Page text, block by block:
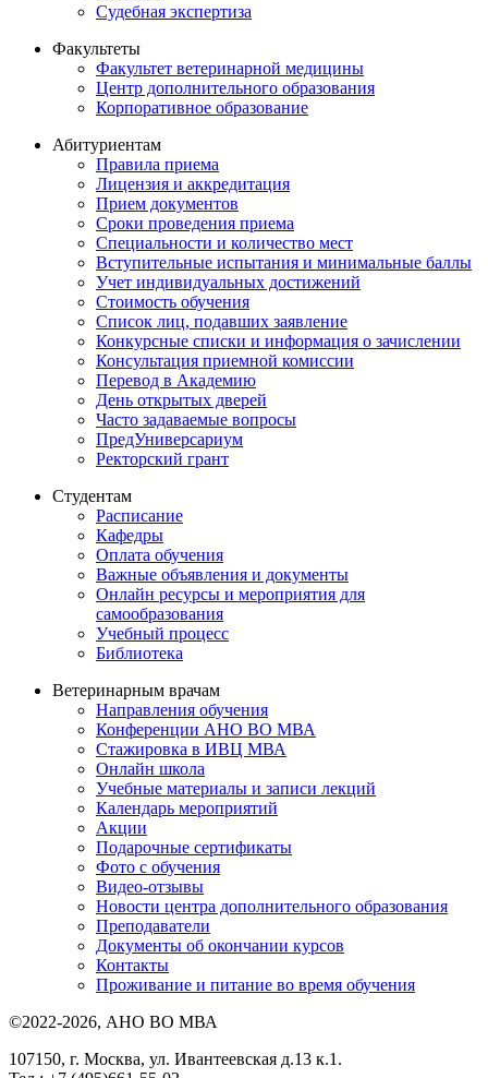
Судебная экспертиза
Факультеты
Факультет ветеринарной медицины
Центр дополнительного образования
Корпоративное образование
Абитуриентам
Правила приема
Лицензия и аккредитация
Прием документов
Сроки проведения приема
Специальности и количество мест
Вступительные испытания и минимальные баллы
Учет индивидуальных достижений
Стоимость обучения
Список лиц, подавших заявление
Конкурсные списки и информация о зачислении
Консультация приемной комиссии
Перевод в Академию
День открытых дверей
Часто задаваемые вопросы
ПредУниверсариум
Ректорский грант
Студентам
Расписание
Кафедры
Оплата обучения
Важные объявления и документы
Онлайн ресурсы и мероприятия для
самообразования
Учебный процесс
Библиотека
Ветеринарным врачам
Направления обучения
Конференции АНО ВО МВА
Стажировка в ИВЦ МВА
Онлайн школа
Учебные материалы и записи лекций
Календарь мероприятий
Акции
Подарочные сертификаты
Фото с обучения
Видео-отзывы
Новости центра дополнительного образования
Преподаватели
Документы об окончании курсов
Контакты
Проживание и питание во время обучения
©2022-2026, АНО ВО МВА
107150, г. Москва, ул. Ивантеевская д.13 к.1.